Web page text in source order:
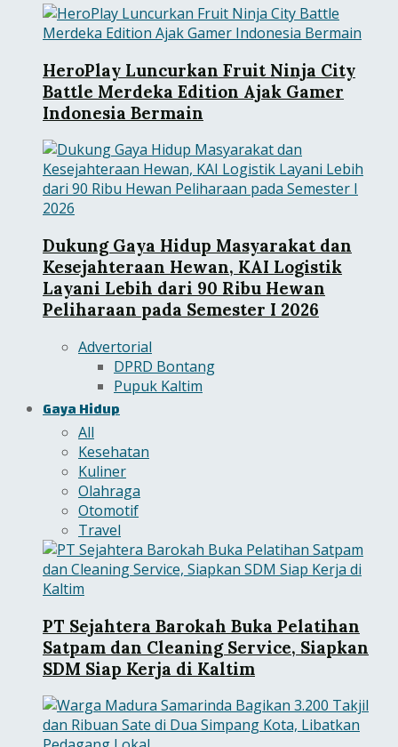
HeroPlay Luncurkan Fruit Ninja City
Battle Merdeka Edition Ajak Gamer
Indonesia Bermain
Dukung Gaya Hidup Masyarakat dan
Kesejahteraan Hewan, KAI Logistik
Layani Lebih dari 90 Ribu Hewan
Peliharaan pada Semester I 2026
Advertorial
DPRD Bontang
Pupuk Kaltim
Gaya Hidup
All
Kesehatan
Kuliner
Olahraga
Otomotif
Travel
PT Sejahtera Barokah Buka Pelatihan
Satpam dan Cleaning Service, Siapkan
SDM Siap Kerja di Kaltim